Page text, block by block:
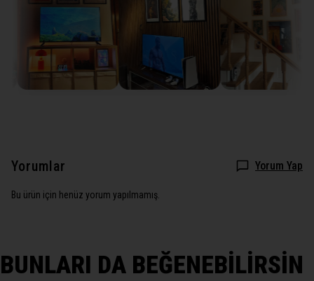
Yorumlar Yorum Yap
Bu ürün için henüz yorum yapılmamış.
BUNLARI DA BEĞENEBİLİRSİN